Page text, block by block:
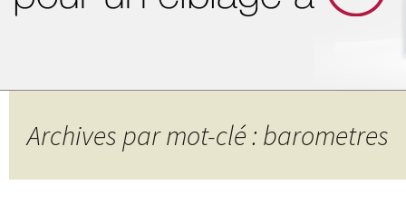
Archives par mot-clé : barometres